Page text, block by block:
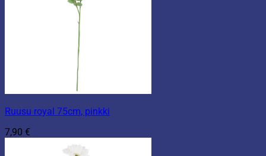
Ruusu royal 75cm, pinkki
7,90 €